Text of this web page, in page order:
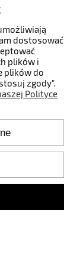
11/184,
dostosować
plików i
plików do
zgody".
Polityce